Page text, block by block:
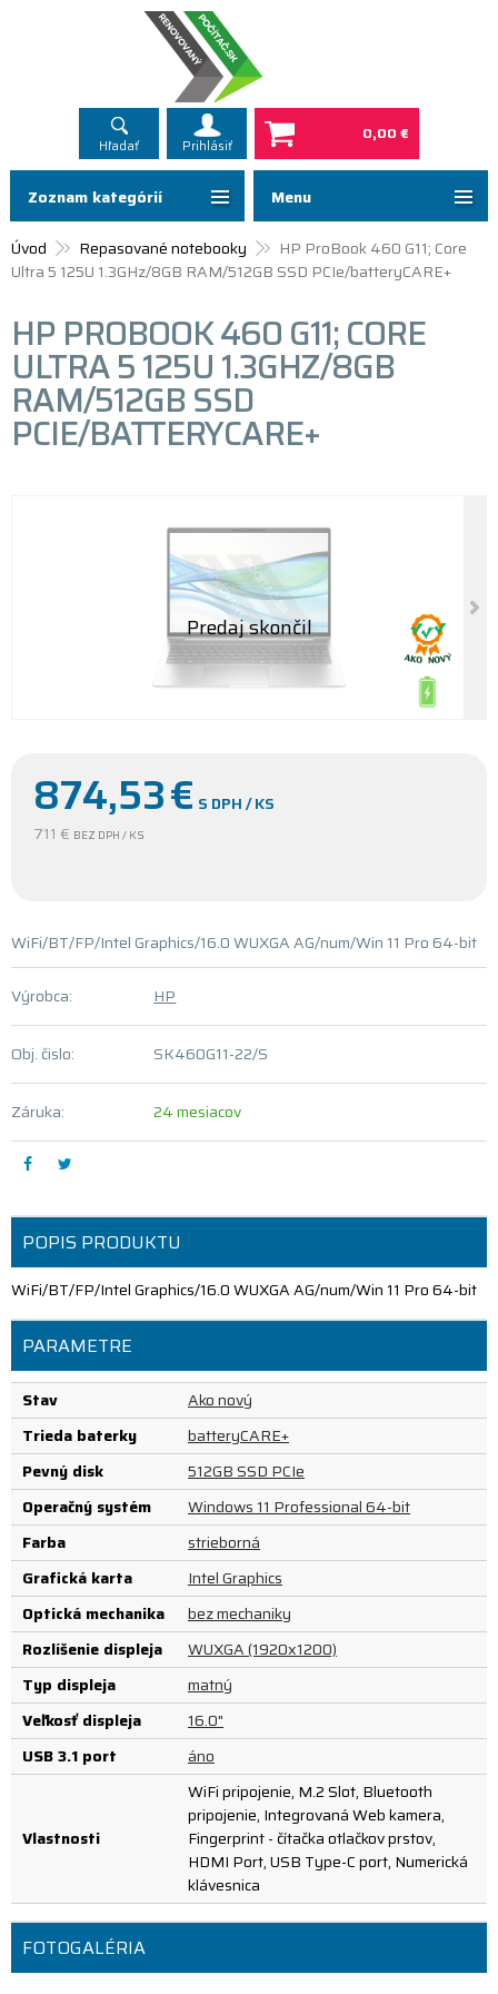
Hľadať Prihlásiť
0,00 €
Menu
Úvod Repasované notebooky
HP ProBook 460 G11; Core
Ultra 5 125U 1.3GHz/8GB RAM/512GB SSD PCIe/batteryCARE+
HP PROBOOK 460 G11; CORE
ULTRA 5 125U 1.3GHZ/8GB
RAM/512GB SSD
PCIE/BATTERYCARE+
874,53€ S DPH / KS
711 € BEZ DPH / KS
WiFi/BT/FP/Intel Graphics/16.0 WUXGA AG/num/Win 11 Pro 64-bit
Výrobca: HP
Obj. čislo: SK460G11-22/S
Záruka: 24 mesiacov
POPIS PRODUKTU
WiFi/BT/FP/Intel Graphics/16.0 WUXGA AG/num/Win 11 Pro 64-bit
PARAMETRE
Stav
Ako nový
Trieda baterky
batteryCARE+
Pevný disk
512GB SSD PCIe
Operačný systém
Windows 11 Professional 64-bit
Farba
strieborná
Grafická karta
Intel Graphics
Optická mechanika
bez mechaniky
Rozlíšenie displeja
WUXGA (1920x1200)
Typ displeja
matný
Veľkosť displeja
16.0"
USB 3.1 port
áno
Vlastnosti
WiFi pripojenie, M.2 Slot, Bluetooth
pripojenie, Integrovaná Web kamera,
Fingerprint - čítačka otlačkov prstov,
HDMI Port, USB Type-C port, Numerická
klávesnica
FOTOGALÉRIA
Zoznam kategórií